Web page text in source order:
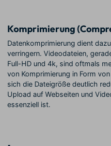
Komprimierung
Datenkomprimierung dient
verringern. Videodateien,
Full-HD und 4k, sind oftmals
von Komprimierung in Form
sich die Dateigröße deutlich
Upload auf Webseiten und
essenziell ist.